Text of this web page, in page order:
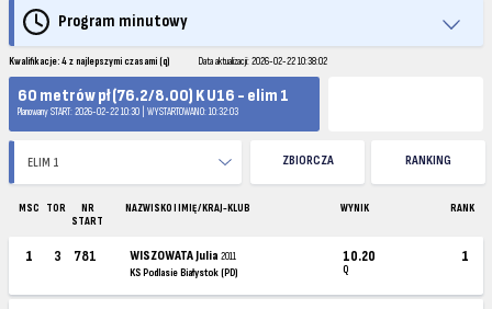
Program minutowy
Kwalifikacje: 4 z najlepszymi czasami (q) Data aktualizacji: 2026-02-22 10:38:02
60 metrów pł (76.2/8.00) K U16 - elim 1
Planowany START: 2026-02-22 10:30 | WYSTARTOWANO: 10:32:03
ZBIORCZA RANKING
MSC TOR
NR
START
NAZWISKO I IMIĘ / KRAJ-KLUB WYNIK RANK
1 3 781 WISZOWATA Julia2011
KS Podlasie Białystok (PD)
10.20
Q
1